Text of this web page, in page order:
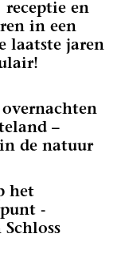
receptie en
in een
laatste jaren
–
de natuur
het
-